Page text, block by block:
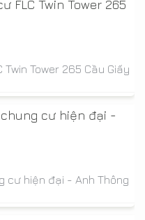
Tower 265 Cầu Giấy
cư hiện đại - Anh Thông